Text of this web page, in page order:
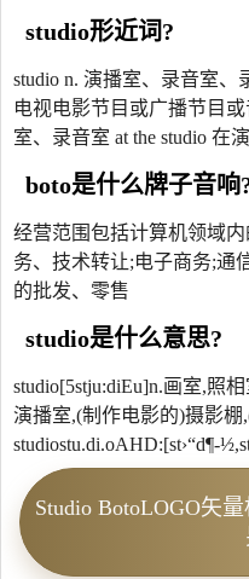
studio形近词?
studio n. 演播室、录音室、
电视电影节目或广播节目
室、录音室 at the studio 在演
boto是什么牌子音响
经营范围包括计算机领域
务、技术转让;电子商务;通
的批发、零售
studio是什么意思?
studio[5stju:diEu]n.画室,照
演播室,(制作电影的)摄影
studiostu.di.oAHD:[st›“d¶-
Studio BotoLOGO矢